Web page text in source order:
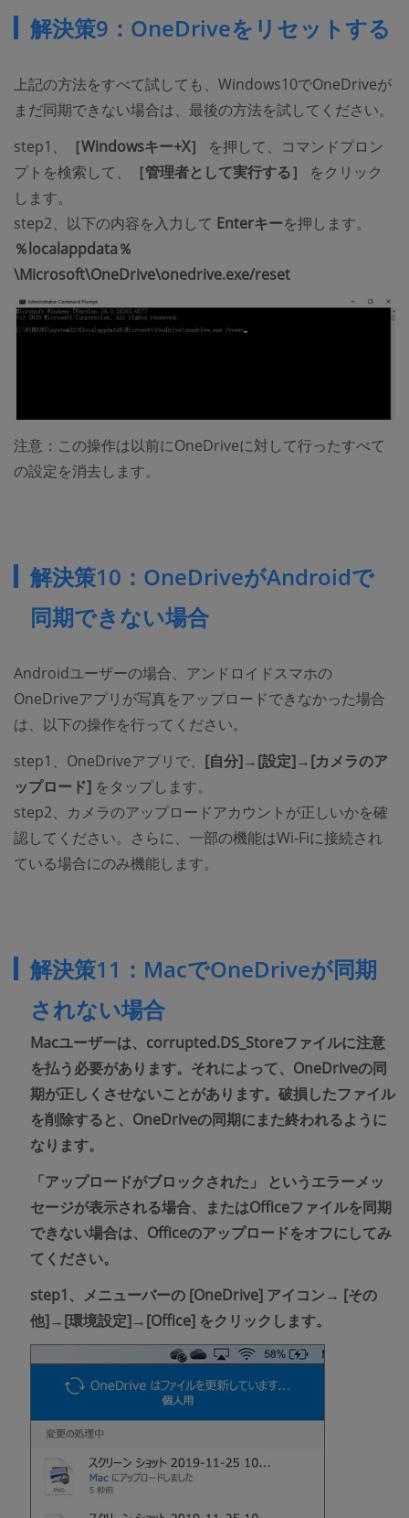
解決策9：OneDriveをリセットする
上記の方法をすべて試しても、Windows10でOneDriveが
まだ同期できない場合は、最後の方法を試してください。
step1、
［Windowsキー+X］
を押して、コマンドプロン
プトを検索して、
［管理者として実行する］
をクリック
します。
step2、以下の内容を入力して Enterキーを押します。
％localappdata％
\Microsoft\OneDrive\onedrive.exe/reset
注意：この操作は以前にOneDriveに対して行ったすべて
の設定を消去します。
解決策10：OneDriveがAndroidで
同期できない場合
Androidユーザーの場合、アンドロイドスマホの
OneDriveアプリが写真をアップロードできなかった場合
は、以下の操作を行ってください。
step1、OneDriveアプリで、 [自分]→[設定]→[カメラのア
ップロード] をタップします。
step2、カメラのアップロードアカウントが正しいかを確
認してください。さらに、一部の機能はWi-Fiに接続され
ている場合にのみ機能します。
解決策11：MacでOneDriveが同期
されない場合
Macユーザーは、corrupted.DS_Storeファイルに注意
を払う必要があります。それによって、OneDriveの同
期が正しくさせないことがあります。破損したファイル
を削除すると、OneDriveの同期にまた終われるように
なります。
「アップロードがブロックされた」
というエラーメッ
セージが表示される場合、またはOfficeファイルを同期
できない場合は、Officeのアップロードをオフにしてみ
てください。
step1、メニューバーの [OneDrive] アイコン→ [その
他]→[環境設定]→[Office] をクリックします。